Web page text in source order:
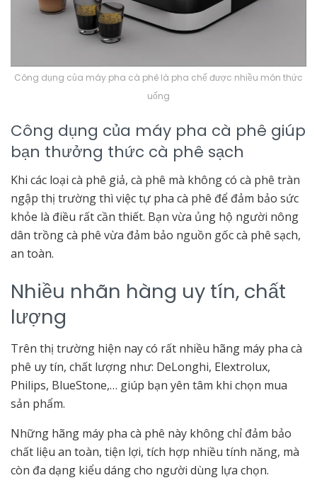
Công dụng của máy pha cà phê là pha chế được nhiều món thức
uống
Công dụng của máy pha cà phê giúp
bạn thưởng thức cà phê sạch
Khi các loại cà phê giả, cà phê mà không có cà phê tràn
ngập thị trường thì việc tự pha cà phê để đảm bảo sức
khỏe là điều rất cần thiết. Bạn vừa ủng hộ người nông
dân trồng cà phê vừa đảm bảo nguồn gốc cà phê sạch,
an toàn.
Nhiều nhãn hàng uy tín, chất
lượng
Trên thị trường hiện nay có rất nhiều hãng máy pha cà
phê uy tín, chất lượng như: DeLonghi, Elextrolux,
Philips, BlueStone,… giúp bạn yên tâm khi chọn mua
sản phẩm.
Những hãng máy pha cà phê này không chỉ đảm bảo
chất liệu an toàn, tiện lợi, tích hợp nhiều tính năng, mà
còn đa dạng kiểu dáng cho người dùng lựa chọn.